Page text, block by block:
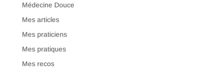
Médecine Douce
Mes articles
Mes praticiens
Mes pratiques
Mes recos